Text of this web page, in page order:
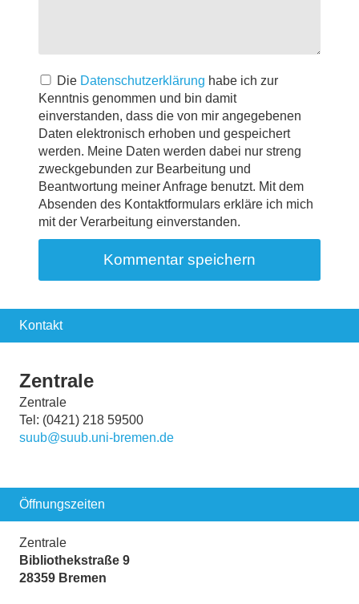
Die Datenschutzerklärung habe ich zur
Kenntnis genommen und bin damit
einverstanden, dass die von mir angegebenen
Daten elektronisch erhoben und gespeichert
werden. Meine Daten werden dabei nur streng
zweckgebunden zur Bearbeitung und
Beantwortung meiner Anfrage benutzt. Mit dem
Absenden des Kontaktformulars erkläre ich mich
mit der Verarbeitung einverstanden.
Kontakt
Zentrale
Zentrale
Tel: (0421) 218 59500
suub@suub.uni-bremen.de
Öffnungszeiten
Zentrale
Bibliothekstraße 9
28359 Bremen